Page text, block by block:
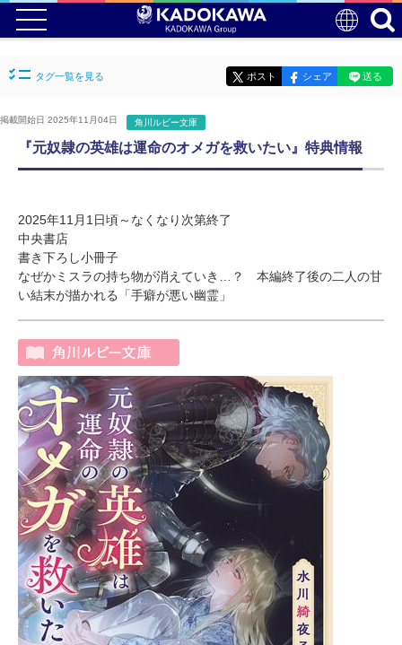
タグ一覧を見る ポスト シェア 送る
掲載開始日 2025年11月04日 角川ルビー文庫
『元奴隷の英雄は運命のオメガを救いたい』特典情報
2025年11月1日頃～なくなり次第終了
中央書店
書き下ろし小冊子
なぜかミスラの持ち物が消えていき…？ 本編終了後の二人の甘
い結末が描かれる「手癖が悪い幽霊」